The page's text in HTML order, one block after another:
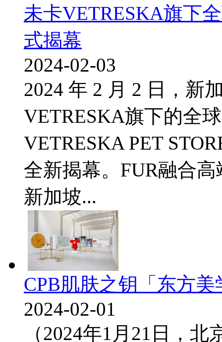
未卡VETRESKA旗下
式揭幕
2024-02-03
2024 年 2 月 2 日，新
VETRESKA旗下的全
VETRESKA PET
全新揭幕。FUR融合
新加坡...
CPB肌肤之钥「东方
2024-02-01
（2024年1月21日，